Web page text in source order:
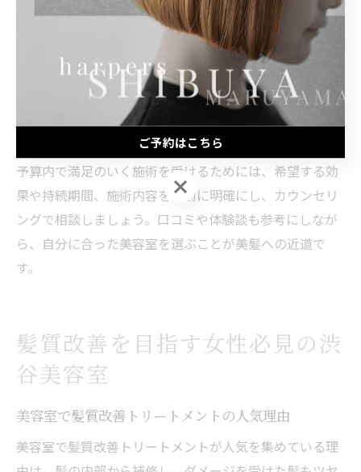
「渋谷 トリートメント 安い」といったキーワードで検索
し、複数のサロンの料金やメニューを比較するのがおす
すめです。また、初回限定クーポンやセット割引、オリ
ジナルメニューの有無も確認ポイントです。料金が明瞭
なサロンは、追加料金の発生リスクが低く安心して利用
予算内で満足のいく施術を受けるためには、希望する効
果や持続期間、施術内容を事前に明確にし、カウンセリ
ングで相談しましょう。口コミや体験談も参考にしなが
ら、自分に合った美容室を選ぶことが美髪への近道で
す。
髪質改善を目指す女性必見の渋
谷美容室
美容室で髪質改善トリートメントの人気理由
美容室で髪質改善トリートメントが人気を集めている理
ご予約はこちら
ご予約はこちら